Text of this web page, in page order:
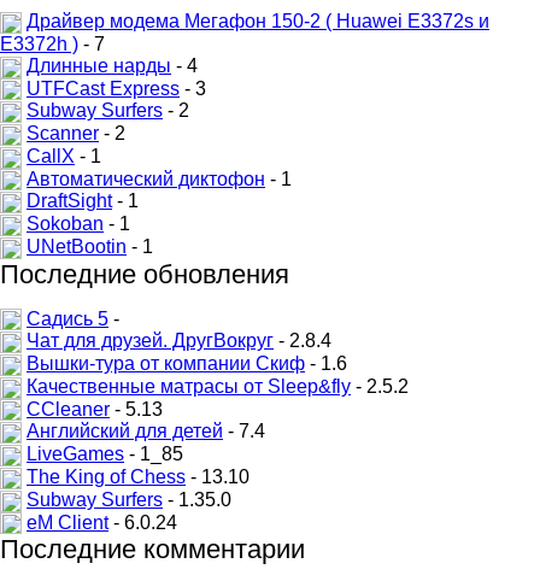
Драйвер модема Мегафон 150-2 ( Huawei E3372s и
E3372h ) - 7
Длинные нарды - 4
UTFCast Express - 3
Subway Surfers - 2
Scanner - 2
CallX - 1
Автоматический диктофон - 1
DraftSight- 1
Sokoban - 1
UNetBootin - 1
Последние обновления
Садись 5 -
Чат для друзей. ДругВокруг - 2.8.4
Вышки-тура от компании Скиф - 1.6
Качественные матрасы от Sleep&fly - 2.5.2
CCleaner - 5.13
Английский для детей - 7.4
LiveGames - 1_85
The King of Chess - 13.10
Subway Surfers - 1.35.0
eM Client- 6.0.24
Последние комментарии